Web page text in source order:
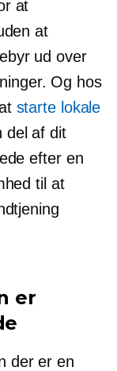
at
at
ud over
Og hos
starte lokale
del af dit
efter en
til at
er
der er en